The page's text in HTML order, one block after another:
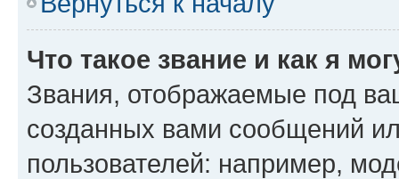
Что такое звание и как я
Звания, отображаемые под
созданных вами сообщений
пользователей: например,